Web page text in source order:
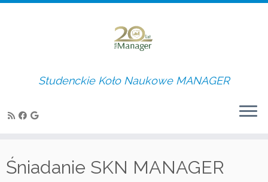
content
Studenckie Koło Naukowe MANAGER
Śniadanie SKN MANAGER